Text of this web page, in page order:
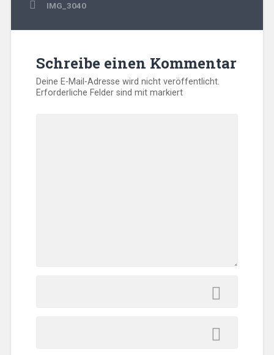
Beitragsnavigation
IMG_3040
Schreibe einen Kommentar
Deine E-Mail-Adresse wird nicht veröffentlicht.
Erforderliche Felder sind mitmarkiert